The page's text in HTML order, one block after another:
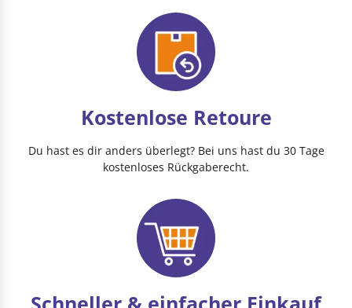
Kostenlose Retoure
Du hast es dir anders überlegt? Bei uns hast du 30 Tage
kostenloses Rückgaberecht.